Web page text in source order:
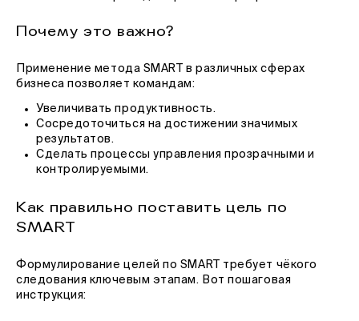
Почему это важно?
Применение метода SMART в различных сферах
бизнеса позволяет командам:
Увеличивать продуктивность.
Сосредоточиться на достижении значимых
результатов.
Сделать процессы управления прозрачными и
контролируемыми.
Как правильно поставить цель по
SMART
Формулирование целей по SMART требует чёкого
следования ключевым этапам. Вот пошаговая
инструкция: